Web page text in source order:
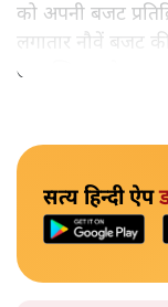
को अपनी बजट
लगातार नौवें बजट
उपलब्धि बताने पर
सत्य हिन्दी ऐप